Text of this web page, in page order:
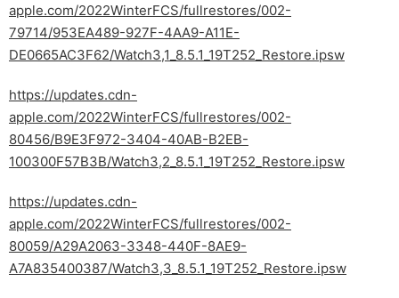
apple.com/2022WinterFCS/fullrestores/002-
79714/953EA489-927F-4AA9-A11E-
DE0665AC3F62/Watch3,1_8.5.1_19T252_Restore.ipsw
https://updates.cdn-
apple.com/2022WinterFCS/fullrestores/002-
80456/B9E3F972-3404-40AB-B2EB-
100300F57B3B/Watch3,2_8.5.1_19T252_Restore.ipsw
https://updates.cdn-
apple.com/2022WinterFCS/fullrestores/002-
80059/A29A2063-3348-440F-8AE9-
A7A835400387/Watch3,3_8.5.1_19T252_Restore.ipsw